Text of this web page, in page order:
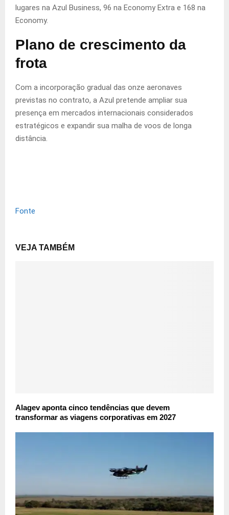
lugares na Azul Business, 96 na Economy Extra e 168 na
Economy.
Plano de crescimento da
frota
Com a incorporação gradual das onze aeronaves
previstas no contrato, a Azul pretende ampliar sua
presença em mercados internacionais considerados
estratégicos e expandir sua malha de voos de longa
distância.
Fonte
VEJA TAMBÉM
Alagev aponta cinco tendências que devem
transformar as viagens corporativas em 2027